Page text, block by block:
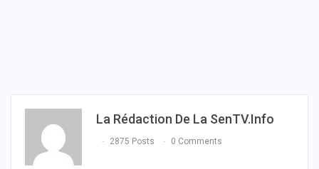
La Rédaction De La SenTV.info
2875 Posts 0 Comments